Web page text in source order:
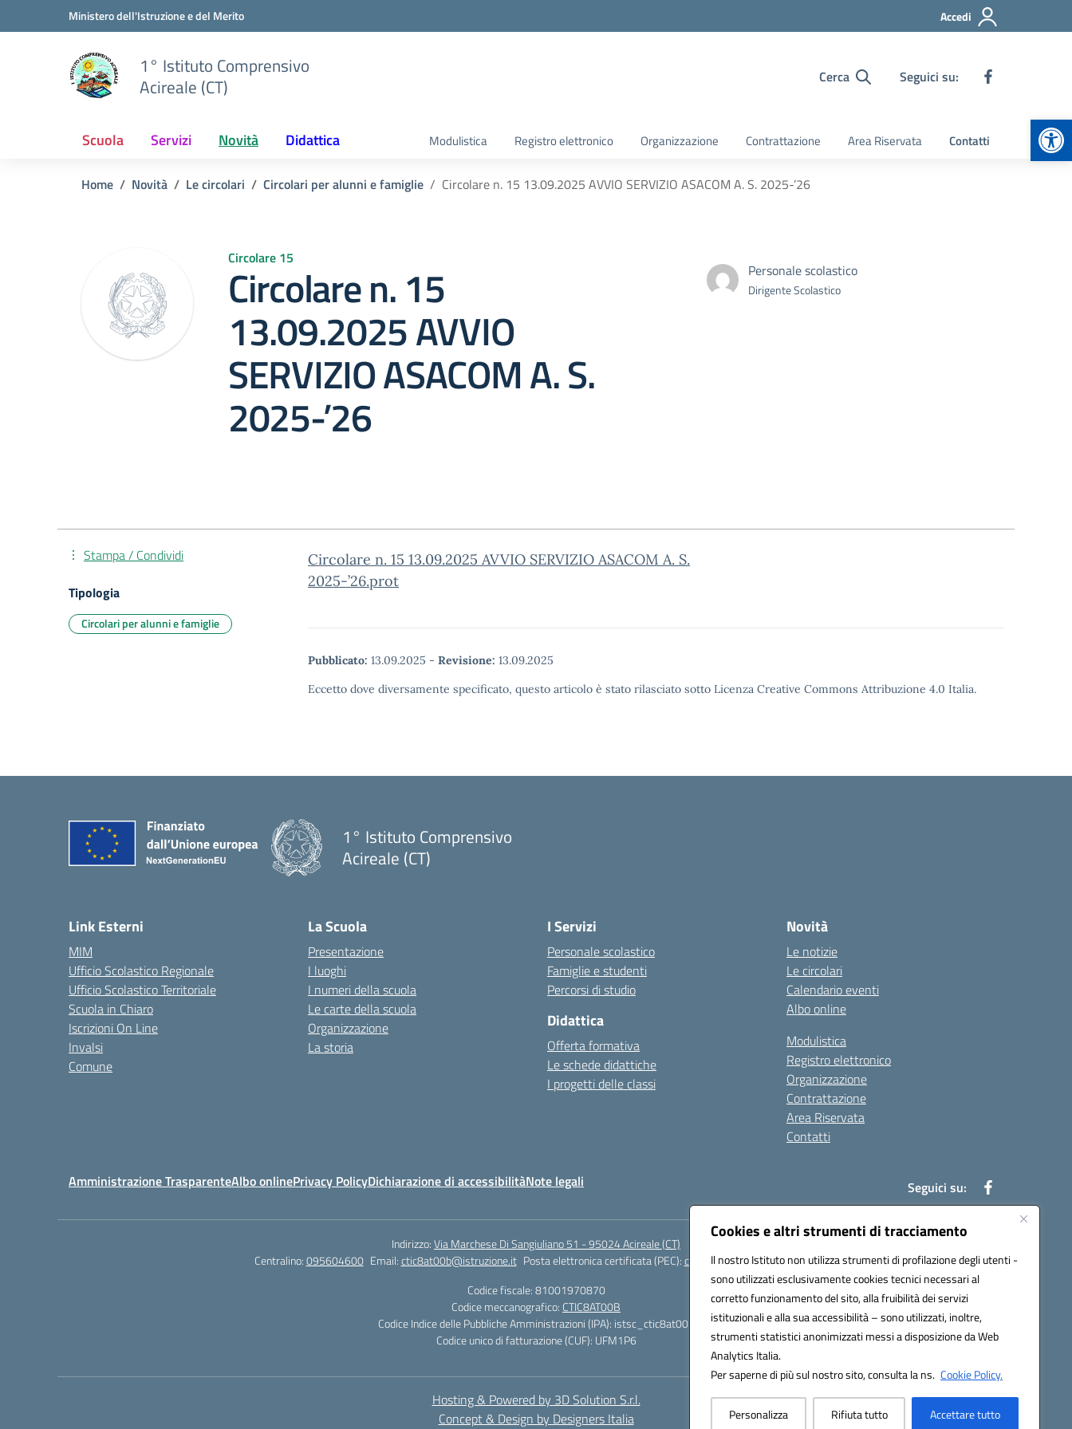
Cookies e altri strumenti di tracciamento
Il nostro Istituto non utilizza strumenti di profilazione degli utenti -
sono utilizzati esclusivamente cookies tecnici necessari al
corretto funzionamento del sito, alla fruibilità dei servizi
istituzionali e alla sua accessibilità – sono utilizzati, inoltre,
strumenti statistici anonimizzati messi a disposizione da Web
Analytics Italia.
Per saperne di più sul nostro sito, consulta la ns. Cookie Policy.
Personalizza Rifiuta tutto Accettare tutto
Vai ai contenuti
Vai al menu di navigazioneMinistero dell'Istruzione e del Merito Accedi
1° Istituto Comprensivo
Acireale (CT)
Cerca Seguici su:
Scuola Servizi Novità Didattica Modulistica Registro elettronico Organizzazione Contrattazione Area Riservata Contatti
Home Novità Le circolari Circolari per alunni e famiglie Circolare n. 15 13.09.2025 AVVIO SERVIZIO ASACOM A. S. 2025-’26
Circolare 15
Circolare n. 15
13.09.2025 AVVIO
SERVIZIO ASACOM A. S.
2025-’26
Personale scolastico
Dirigente Scolastico
Circolare n. 15 13.09.2025 AVVIO SERVIZIO ASACOM A. S.
2025-’26.prot
Pubblicato: 13.09.2025 - Revisione: 13.09.2025
Eccetto dove diversamente specificato, questo articolo è stato rilasciato sotto Licenza Creative Commons Attribuzione 4.0 Italia.
Stampa / Condividi
Tipologia
Circolari per alunni e famiglie
1° Istituto Comprensivo
Acireale (CT)
Link Esterni
MIM
Ufficio Scolastico Regionale
Ufficio Scolastico Territoriale
Scuola in Chiaro
Iscrizioni On Line
Invalsi
Comune
La Scuola
Presentazione
I luoghi
I numeri della scuola
Le carte della scuola
Organizzazione
La storia
I Servizi
Personale scolastico
Famiglie e studenti
Percorsi di studio
Didattica
Offerta formativa
Le schede didattiche
I progetti delle classi
Novità
Le notizie
Le circolari
Calendario eventi
Albo online
Modulistica
Registro elettronico
Organizzazione
Contrattazione
Area Riservata
Contatti
Amministrazione TrasparenteAlbo onlinePrivacy PolicyDichiarazione di accessibilitàNote legali Seguici su:
Indirizzo:Via Marchese Di Sangiuliano 51 - 95024 Acireale (CT)
Centralino:095604600 Email:ctic8at00b@istruzione.it Posta elettronica certificata (PEC):ctic8at00b@pec.istruzione.it
Codice fiscale: 81001970870
Codice meccanografico: CTIC8AT00B
Codice Indice delle Pubbliche Amministrazioni (IPA): istsc_ctic8at00b
Codice unico di fatturazione (CUF): UFM1P6
Hosting & Powered by 3D Solution S.r.l.
Concept & Design by Designers Italia